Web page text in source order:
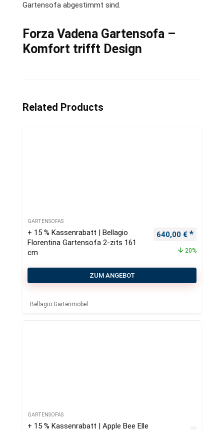
Gartensofa abgestimmt sind.
Forza Vadena Gartensofa –
Komfort trifft Design
Related Products
GARTENSOFAS
+ 15 % Kassenrabatt | Bellagio
Florentina Gartensofa 2-zits 161
cm
Ursprünglicher
640,00 €
20%
ZUM ANGEBOT
Bellagio Gartenmöbel
GARTENSOFAS
+ 15 % Kassenrabatt | Apple Bee Elle